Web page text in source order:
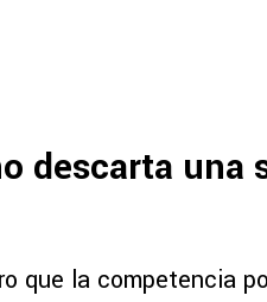
descarta una
que la competencia